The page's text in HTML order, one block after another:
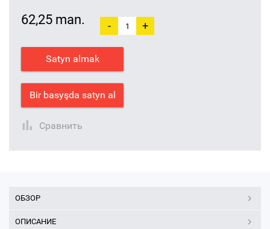
62,25 man. - +
Satyn almak
Bir basyşda satyn al
Сравнить
ОБЗОР
ОПИСАНИЕ